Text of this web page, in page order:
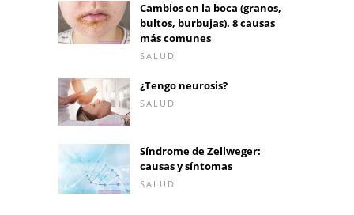
Cambios en la boca (granos,
bultos, burbujas). 8 causas
más comunes
SALUD
¿Tengo neurosis?
SALUD
Síndrome de Zellweger:
causas y síntomas
SALUD